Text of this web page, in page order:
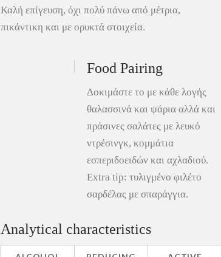
Καλή επίγευση, όχι πολύ πάνω από μέτρια,
πικάντικη και με ορυκτά στοιχεία.
Food Pairing
Δοκιμάστε το με κάθε λογής
θαλασσινά και ψάρια αλλά και
πράσινες σαλάτες με λευκό
ντρέσινγκ, κομμάτια
εσπεριδοειδών και αχλαδιού.
Extra tip: τυλιγμένο φιλέτο
σαρδέλας με σπαράγγια.
Analytical characteristics